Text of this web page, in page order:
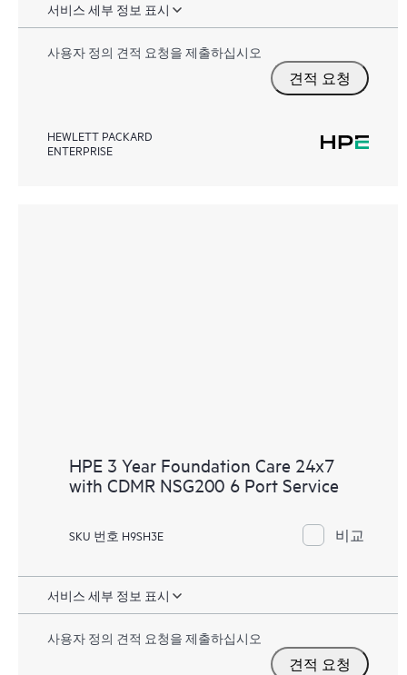
서비스 세부 정보 표시
사용자 정의 견적 요청을 제출하십시오
견적 요청
HEWLETT PACKARD
ENTERPRISE
HPE 3 Year Foundation Care 24x7
with CDMR NSG200 6 Port Service
SKU 번호 H9SH3E 비교
서비스 세부 정보 표시
사용자 정의 견적 요청을 제출하십시오
견적 요청